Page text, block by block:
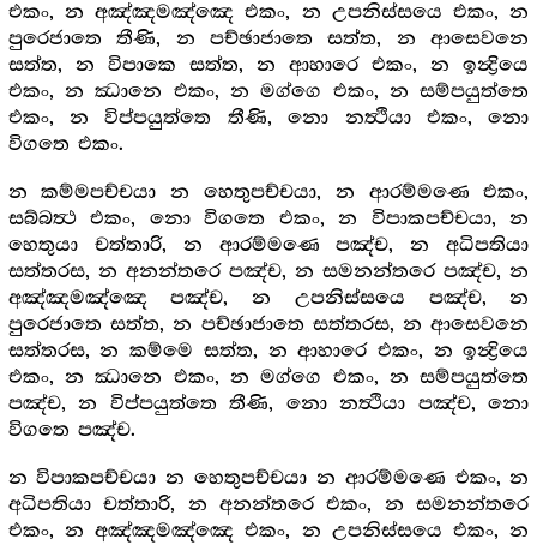
එකං, න අඤ්ඤමඤ්ඤෙ එකං, න උපනිස්සයෙ එකං, න
පුරෙජාතෙ තීණි, න පච්ඡාජාතෙ සත්ත, න ආසෙවනෙ
සත්ත, න විපාකෙ සත්ත, න ආහාරෙ එකං, න ඉන්‍ද්‍රියෙ
එකං, න ඣානෙ එකං, න මග්ගෙ එකං, න සම්පයුත්තෙ
එකං, න විප්පයුත්තෙ තීණි, නො නත්‍ථියා එකං, නො
විගතෙ එකං.
න කම්මපච්චයා න හෙතුපච්චයා, න ආරම්මණෙ එකං,
සබ්බත්‍ථ එකං, නො විගතෙ එකං, න විපාකපච්චයා, න
හෙතුයා චත්තාරි, න ආරම්මණෙ පඤ්ච, න අධිපතියා
සත්තරස, න අනන්තරෙ පඤ්ච, න සමනන්තරෙ පඤ්ච, න
අඤ්ඤමඤ්ඤෙ පඤ්ච, න උපනිස්සයෙ පඤ්ච, න
පුරෙජාතෙ සත්ත, න පච්ඡාජාතෙ සත්තරස, න ආසෙවනෙ
සත්තරස, න කම්මෙ සත්ත, න ආහාරෙ එකං, න ඉන්‍ද්‍රියෙ
එකං, න ඣානෙ එකං, න මග්ගෙ එකං, න සම්පයුත්තෙ
පඤ්ච, න විප්පයුත්තෙ තීණි, නො නත්‍ථියා පඤ්ච, නො
විගතෙ පඤ්ච.
න විපාකපච්චයා න හෙතුපච්චයා න ආරම්මණෙ එකං, න
අධිපතියා චත්තාරි, න අනන්තරෙ එකං, න සමනන්තරෙ
එකං, න අඤ්ඤමඤ්ඤෙ එකං, න උපනිස්සයෙ එකං, න